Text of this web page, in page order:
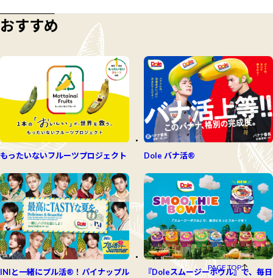
おすすめ
もったいないフルーツプロジェクト Dole バナ活®
INIと一緒にプル活®！パイナップル
『Doleスムージーボウル』で、毎日
PAGE TOP